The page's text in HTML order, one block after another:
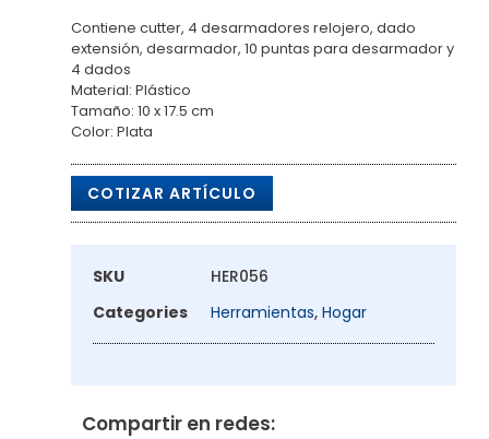
Contiene cutter, 4 desarmadores relojero, dado
extensión, desarmador, 10 puntas para desarmador y
4 dados
Material: Plástico
Tamaño: 10 x 17.5 cm
Color: Plata
COTIZAR ARTÍCULO
SKU
HER056
Categories
Herramientas, Hogar
Compartir en redes: